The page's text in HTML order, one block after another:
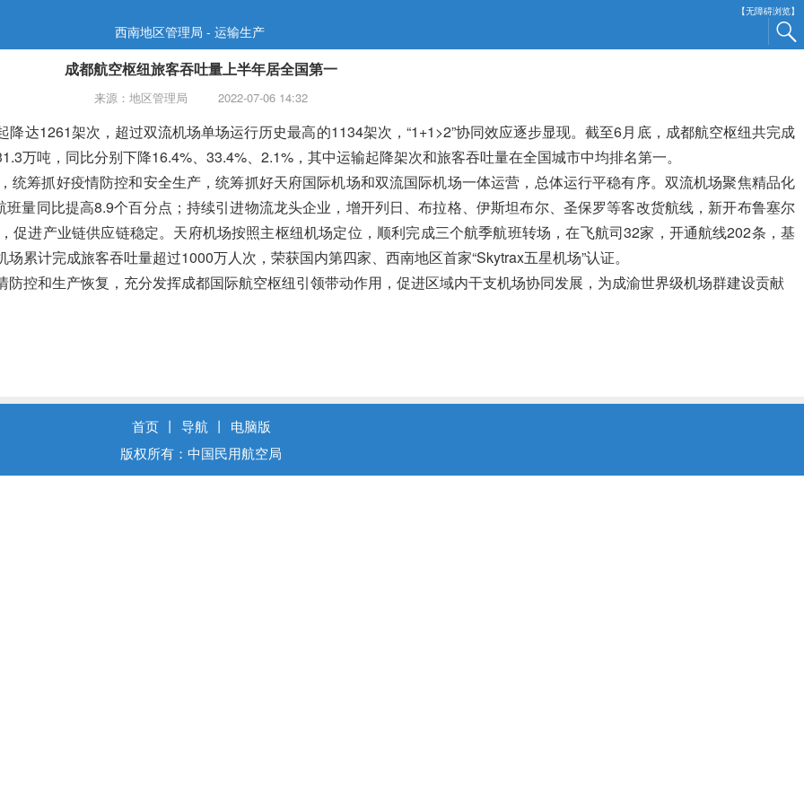
【无障碍浏览】
西南地区管理局 - 运输生产
成都航空枢纽旅客吞吐量上半年居全国第一
来源：地区管理局 2022-07-06 14:32
降达1261架次，超过双流机场单场运行历史最高的1134架次，“1+1>2”协同效应逐步显现。截至6月底，成都航空枢纽共完成
万吨，同比分别下降16.4%、33.4%、2.1%，其中运输起降架次和旅客吞吐量在全国城市中均排名第一。
统筹抓好疫情防控和安全生产，统筹抓好天府国际机场和双流国际机场一体运营，总体运行平稳有序。 双流机场聚焦精品化
班量同比提高8.9个百分点 ； 持续引进物流龙头企业，增开列日、布拉格、伊斯坦布尔、圣保罗等客改货航线，新开布鲁塞尔
促进产业链供应链稳定。天府机场按照主枢纽机场定位，顺利完成三个航季航班转场，在飞航司32家，开通航线202条，基
累计完成旅客吞吐量超过1000万人次，荣获国内第四家、西南地区首家“Skytrax五星机场”认证。
控和生产恢复， 充分发挥成都国际航空枢纽引领带动作用，促进区域内干支机场协同发展，为成渝世界级机场群建设贡献
首页 丨 导航 丨
电脑版
版权所有：中国民用航空局